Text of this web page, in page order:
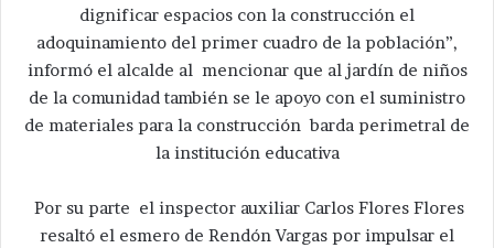
dignificar espacios con la construcción el
adoquinamiento del primer cuadro de la población”,
informó el alcalde al mencionar que al jardín de niños
de la comunidad también se le apoyo con el suministro
de materiales para la construcción barda perimetral de
la institución educativa
Por su parte el inspector auxiliar Carlos Flores Flores
resaltó el esmero de Rendón Vargas por impulsar el